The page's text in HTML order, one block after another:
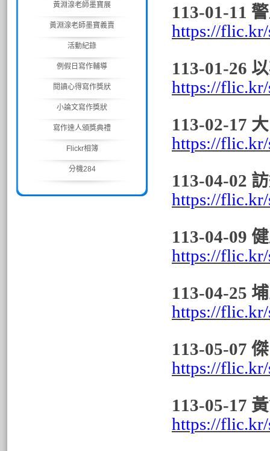
黃淵湶老師墨寶展
黃淵湶老師墨寶義賣
活動紀錄
例假日寫作輔導
閱讀心得寫作獎狀
小論文寫作獎狀
寫作達人頒獎典禮
Flickr相簿
分機284
113-01-11
https://
113-01-26
https://
113-02-17
https://
113-04-02
https://
113-04-09
https://
113-04-25
https://
113-05-07
https://
113-05-17
https://